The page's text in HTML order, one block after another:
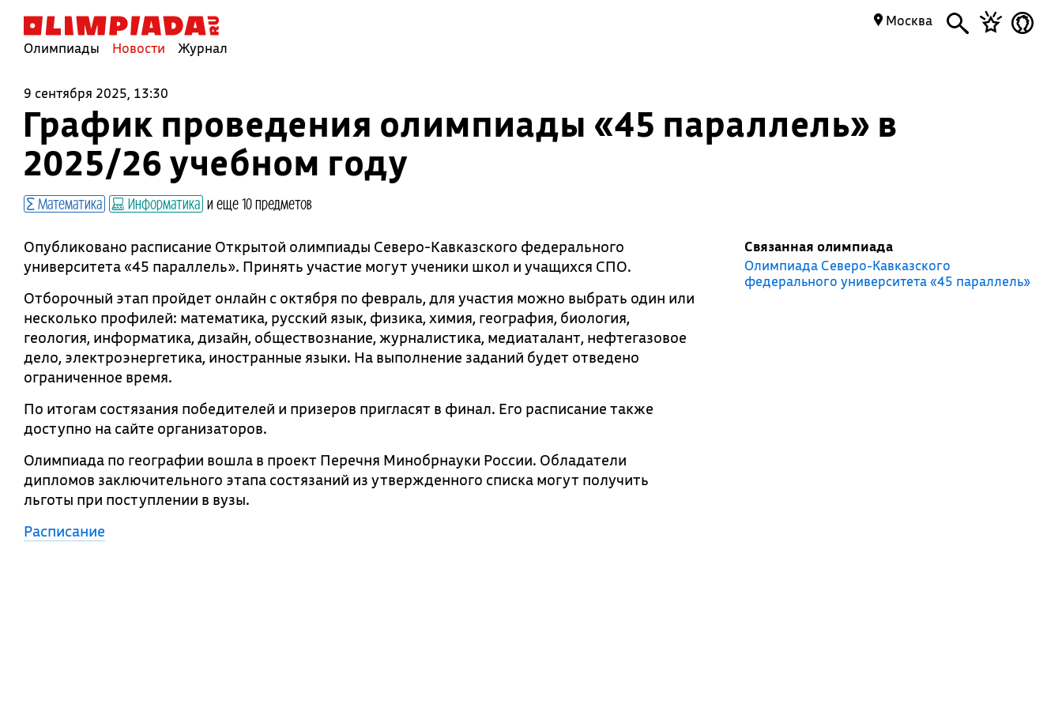
Олимпиады Новости Журнал
Москва
9 сентября 2025, 13:30
График проведения олимпиады «45 параллель» в
2025/26 учебном году
Математика Информатика и еще 10 предметов
Опубликовано расписание Открытой олимпиады Северо-Кавказского федерального
университета «45 параллель». Принять участие могут ученики школ и учащихся СПО.
Отборочный этап пройдет онлайн с октября по февраль, для участия можно выбрать один или
несколько профилей: математика, русский язык, физика, химия, география, биология,
геология, информатика, дизайн, обществознание, журналистика, медиаталант, нефтегазовое
дело, электроэнергетика, иностранные языки. На выполнение заданий будет отведено
ограниченное время.
По итогам состязания победителей и призеров пригласят в финал. Его расписание также
доступно на сайте организаторов.
Олимпиада по географии вошла в проект Перечня Минобрнауки России. Обладатели
дипломов заключительного этапа состязаний из утвержденного списка могут получить
льготы при поступлении в вузы.
Расписание
Связанная олимпиада
Олимпиада Северо-Кавказского
федерального университета «45 параллель»